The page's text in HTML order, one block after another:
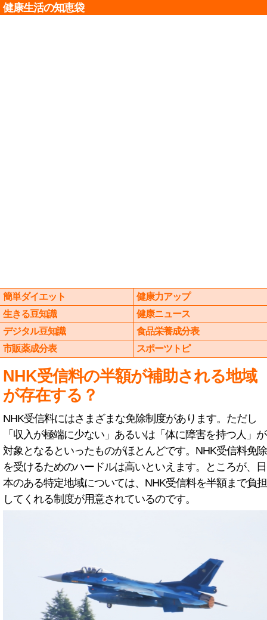
健康生活の知恵袋
簡単ダイエット
健康力アップ
生きる豆知識
健康ニュース
デジタル豆知識
食品栄養成分表
市販薬成分表
スポーツトピ
NHK受信料の半額が補助される地域
が存在する？
NHK受信料にはさまざまな免除制度があります。ただし
「収入が極端に少ない」あるいは「体に障害を持つ人」が
対象となるといったものがほとんどです。NHK受信料免除
を受けるためのハードルは高いといえます。ところが、日
本のある特定地域については、NHK受信料を半額まで負担
してくれる制度が用意されているのです。